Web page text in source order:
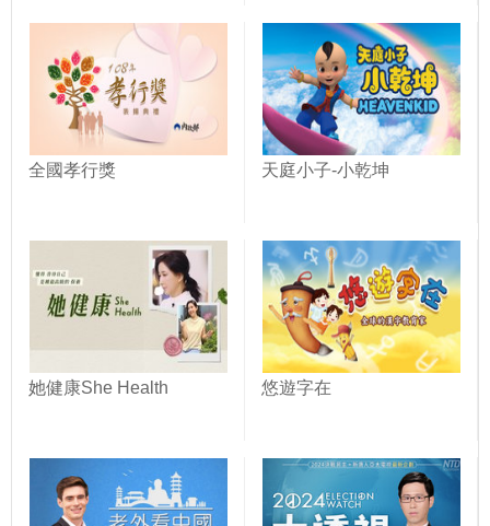
全國孝行獎 天庭小子-小乾坤
她健康She Health 悠遊字在